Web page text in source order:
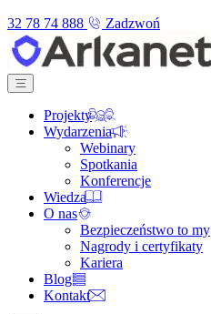
32 78 74 888
Zadzwoń
Projekty
Wydarzenia
Webinary
Spotkania
Konferencje
Wiedza
O nas
Bezpieczeństwo to my
Nagrody i certyfikaty
Kariera
Blog
Kontakt